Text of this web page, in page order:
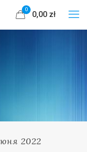
0
0,00 zł
2022